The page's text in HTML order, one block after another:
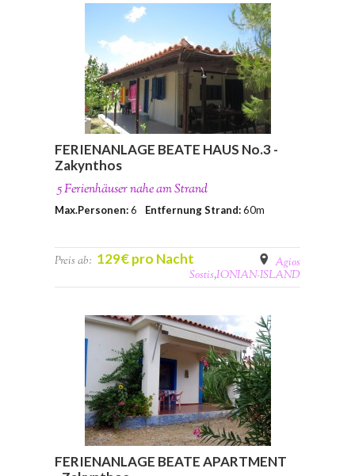
FERIENANLAGE BEATE HAUS No.3 -
Zakynthos
5 Ferienhäuser nahe am Strand
Max.Personen:6 Entfernung Strand:60m
Preis ab: 129€ pro Nacht
Agios
Sostis,IONIAN-ISLAND
FERIENANLAGE BEATE APARTMENT